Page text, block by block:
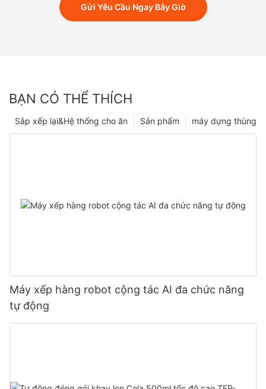
Gửi Yêu Cầu Ngay Bây Giờ
BẠN CÓ THỂ THÍCH
máy dựng thùng
Sản phẩm
Sắp xếp lại&Hệ thống cho ăn
Máy xếp hàng robot cộng tác AI đa chức năng
tự động